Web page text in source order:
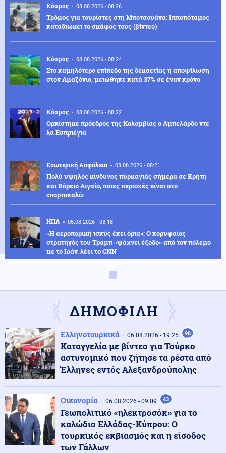
Κόσμος 08.08.2026 - 08:26
Τρόμος για τουρίστες στη Μποτσουάνα: Ιπποπόταμος
καταδιώκει το σκάφος τους (βίντεο)
Κόσμος 08.08.2026 - 08:24
Στο χαμηλότερο επίπεδο της δεκαετίας η αποψίλωση
στον Αμαζόνιο, μειώθηκε κατά 37% σε έναν χρόνο
Κόσμος 08.08.2026 - 08:22
Ορκίστηκε πρόεδρος της Κολομβίας ο Αμπελάρδο ντε
λα Εσπριέγια
Εσωτερική Ασφάλεια 08.08.2026 - 08:21
Πολύ υψηλός κίνδυνος πυρκαγιάς σήμερα σε Κρήτη
και Βόρειο Αιγαίο, ποιες περιοχές είναι στο
«πορτοκαλί»
ΗΠΑ 08.08.2026 - 08:18
«Η αεροπορική ισχύς έχει όρια»: Ο κορυφαίος
στρατηγός του Τραμπ «ψάχνει έξοδο» από τον πόλεμο
με το Ιράν, λέει το CNN
08.08.2026 - 08:16
Ειδικό Χωροταξικό για τον Τουρισμό: Οι νέοι κανόνες
για επενδύσεις, νησιά και προορισμούς υπό πίεση
Κόσμος 08.08.2026 - 08:10
Ο Ζελένσκι ευχαριστεί τη Γερουσία των ΗΠΑ για τις
νέες κυρώσεις κατά της Ρωσίας
08.08.2026 - 00:00
Ιστορία αγάπης μέσα από τις φλόγες στο Πόρτο
Γερμενό: Σκύλος βρήκε το δρόμο της επιστροφής για το
σπίτι που τον φρόντιζε, μέρες μετά
Κόσμος 07.08.2026 - 23:54
ΔΗΜΟΦΙΛΗ
Ελληνοτουρκικά 06.08.2026 - 19:25 98
Καταγγελία με βίντεο για Τούρκο
αστυνομικό που ζήτησε τα ρέστα από
Έλληνες εντός Αλεξανδρούπολης
Οικονομία 06.08.2026 - 09:09 43
Γεωπολιτικό «ηλεκτροσόκ» για το
καλώδιο Ελλάδας-Κύπρου: Ο
τουρκικός εκβιασμός και η είσοδος
των Γάλλων